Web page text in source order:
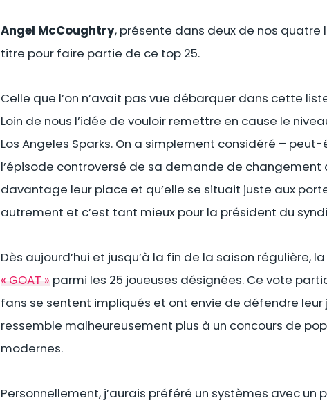
Angel McCoughtry, présente dans deux de nos
titre pour faire partie de ce top 25.
Celle que l’on n’avait pas vue débarquer dans cette
Loin de nous l’idée de vouloir remettre en cause le
Los Angeles Sparks. On a simplement considéré –
l’épisode controversé de sa demande de
davantage leur place et qu’elle se situait juste aux
autrement et c’est tant mieux pour la président du
Dès aujourd’hui et jusqu’à la fin de la saison régulière, la
« GOAT » parmi les 25 joueuses désignées. Ce vote
fans se sentent impliqués et ont envie de défendre leur
ressemble malheureusement plus à un concours de
modernes.
Personnellement, j’aurais préféré un systèmes avec